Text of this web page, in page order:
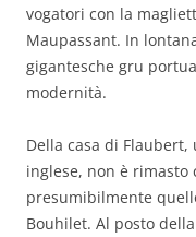
vogatori con la
Maupassant. In
gigantesche gru
modernità.
Della casa di
inglese, non è
presumibilmente
Bouhilet. Al posto